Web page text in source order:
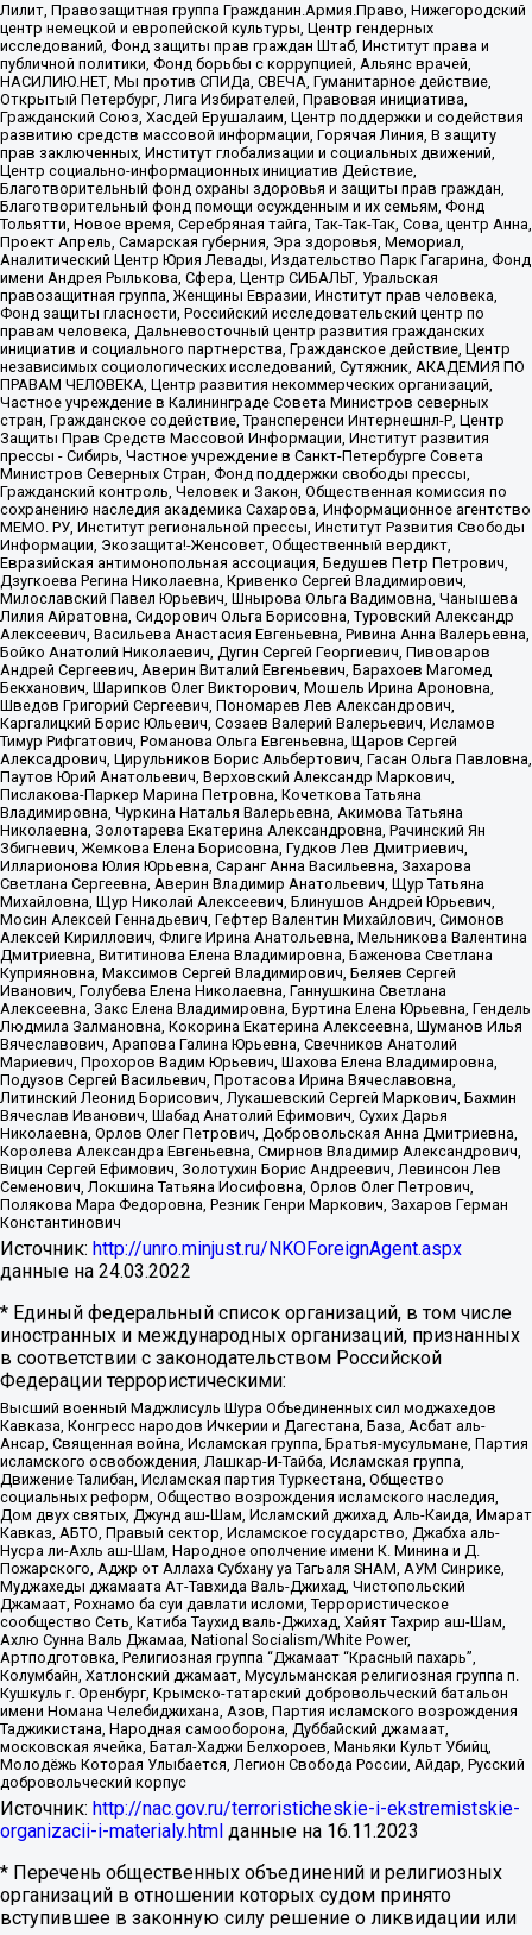
Лилит, Правозащитная группа Гражданин.Армия.Право, Нижегородский
центр немецкой и европейской культуры, Центр гендерных
исследований, Фонд защиты прав граждан Штаб, Институт права и
публичной политики, Фонд борьбы с коррупцией, Альянс врачей,
НАСИЛИЮ.НЕТ, Мы против СПИДа, СВЕЧА, Гуманитарное действие,
Открытый Петербург, Лига Избирателей, Правовая инициатива,
Гражданский Союз, Хасдей Ерушалаим, Центр поддержки и содействия
развитию средств массовой информации, Горячая Линия, В защиту
прав заключенных, Институт глобализации и социальных движений,
Центр социально-информационных инициатив Действие,
Благотворительный фонд охраны здоровья и защиты прав граждан,
Благотворительный фонд помощи осужденным и их семьям, Фонд
Тольятти, Новое время, Серебряная тайга, Так-Так-Так, Сова, центр Анна,
Проект Апрель, Самарская губерния, Эра здоровья, Мемориал,
Аналитический Центр Юрия Левады, Издательство Парк Гагарина, Фонд
имени Андрея Рылькова, Сфера, Центр СИБАЛЬТ, Уральская
правозащитная группа, Женщины Евразии, Институт прав человека,
Фонд защиты гласности, Российский исследовательский центр по
правам человека, Дальневосточный центр развития гражданских
инициатив и социального партнерства, Гражданское действие, Центр
независимых социологических исследований, Сутяжник, АКАДЕМИЯ ПО
ПРАВАМ ЧЕЛОВЕКА, Центр развития некоммерческих организаций,
Частное учреждение в Калининграде Совета Министров северных
стран, Гражданское содействие, Трансперенси Интернешнл-Р, Центр
Защиты Прав Средств Массовой Информации, Институт развития
прессы - Сибирь, Частное учреждение в Санкт-Петербурге Совета
Министров Северных Стран, Фонд поддержки свободы прессы,
Гражданский контроль, Человек и Закон, Общественная комиссия по
сохранению наследия академика Сахарова, Информационное агентство
МЕМО. РУ, Институт региональной прессы, Институт Развития Свободы
Информации, Экозащита!-Женсовет, Общественный вердикт,
Евразийская антимонопольная ассоциация, Бедушев Петр Петрович,
Дзугкоева Регина Николаевна, Кривенко Сергей Владимирович,
Милославский Павел Юрьевич, Шнырова Ольга Вадимовна, Чанышева
Лилия Айратовна, Сидорович Ольга Борисовна, Туровский Александр
Алексеевич, Васильева Анастасия Евгеньевна, Ривина Анна Валерьевна,
Бойко Анатолий Николаевич, Дугин Сергей Георгиевич, Пивоваров
Андрей Сергеевич, Аверин Виталий Евгеньевич, Барахоев Магомед
Бекханович, Шарипков Олег Викторович, Мошель Ирина Ароновна,
Шведов Григорий Сергеевич, Пономарев Лев Александрович,
Каргалицкий Борис Юльевич, Созаев Валерий Валерьевич, Исламов
Тимур Рифгатович, Романова Ольга Евгеньевна, Щаров Сергей
Алексадрович, Цирульников Борис Альбертович, Гасан Ольга Павловна,
Паутов Юрий Анатольевич, Верховский Александр Маркович,
Пислакова-Паркер Марина Петровна, Кочеткова Татьяна
Владимировна, Чуркина Наталья Валерьевна, Акимова Татьяна
Николаевна, Золотарева Екатерина Александровна, Рачинский Ян
Збигневич, Жемкова Елена Борисовна, Гудков Лев Дмитриевич,
Илларионова Юлия Юрьевна, Саранг Анна Васильевна, Захарова
Светлана Сергеевна, Аверин Владимир Анатольевич, Щур Татьяна
Михайловна, Щур Николай Алексеевич, Блинушов Андрей Юрьевич,
Мосин Алексей Геннадьевич, Гефтер Валентин Михайлович, Симонов
Алексей Кириллович, Флиге Ирина Анатольевна, Мельникова Валентина
Дмитриевна, Вититинова Елена Владимировна, Баженова Светлана
Куприяновна, Максимов Сергей Владимирович, Беляев Сергей
Иванович, Голубева Елена Николаевна, Ганнушкина Светлана
Алексеевна, Закс Елена Владимировна, Буртина Елена Юрьевна, Гендель
Людмила Залмановна, Кокорина Екатерина Алексеевна, Шуманов Илья
Вячеславович, Арапова Галина Юрьевна, Свечников Анатолий
Мариевич, Прохоров Вадим Юрьевич, Шахова Елена Владимировна,
Подузов Сергей Васильевич, Протасова Ирина Вячеславовна,
Литинский Леонид Борисович, Лукашевский Сергей Маркович, Бахмин
Вячеслав Иванович, Шабад Анатолий Ефимович, Сухих Дарья
Николаевна, Орлов Олег Петрович, Добровольская Анна Дмитриевна,
Королева Александра Евгеньевна, Смирнов Владимир Александрович,
Вицин Сергей Ефимович, Золотухин Борис Андреевич, Левинсон Лев
Семенович, Локшина Татьяна Иосифовна, Орлов Олег Петрович,
Полякова Мара Федоровна, Резник Генри Маркович, Захаров Герман
Константинович
Источник: http://unro.minjust.ru/NKOForeignAgent.aspx
данные на 24.03.2022
* Единый федеральный список организаций, в том числе
иностранных и международных организаций, признанных
в соответствии с законодательством Российской
Федерации террористическими:
Высший военный Маджлисуль Шура Объединенных сил моджахедов
Кавказа, Конгресс народов Ичкерии и Дагестана, База, Асбат аль-
Ансар, Священная война, Исламская группа, Братья-мусульмане, Партия
исламского освобождения, Лашкар-И-Тайба, Исламская группа,
Движение Талибан, Исламская партия Туркестана, Общество
социальных реформ, Общество возрождения исламского наследия,
Дом двух святых, Джунд аш-Шам, Исламский джихад, Аль-Каида, Имарат
Кавказ, АБТО, Правый сектор, Исламское государство, Джабха аль-
Нусра ли-Ахль аш-Шам, Народное ополчение имени К. Минина и Д.
Пожарского, Аджр от Аллаха Субхану уа Тагьаля SHAM, АУМ Синрике,
Муджахеды джамаата Ат-Тавхида Валь-Джихад, Чистопольский
Джамаат, Рохнамо ба суи давлати исломи, Террористическое
сообщество Сеть, Катиба Таухид валь-Джихад, Хайят Тахрир аш-Шам,
Ахлю Сунна Валь Джамаа, National Socialism/White Power,
Артподготовка, Религиозная группа “Джамаат “Красный пахарь”,
Колумбайн, Хатлонский джамаат, Мусульманская религиозная группа п.
Кушкуль г. Оренбург, Крымско-татарский добровольческий батальон
имени Номана Челебиджихана, Азов, Партия исламского возрождения
Таджикистана, Народная самооборона, Дуббайский джамаат,
московская ячейка, Батал-Хаджи Белхороев, Маньяки Культ Убийц,
Молодёжь Которая Улыбается, Легион Свобода России, Айдар, Русский
добровольческий корпус
Источник: http://nac.gov.ru/terroristicheskie-i-ekstremistskie-
organizacii-i-materialy.html данные на 16.11.2023
* Перечень общественных объединений и религиозных
организаций в отношении которых судом принято
вступившее в законную силу решение о ликвидации или